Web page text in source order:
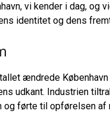
vi kender i dag, og
identitet og dens
ændrede
udkant. Industrien
førte til opførelsen af